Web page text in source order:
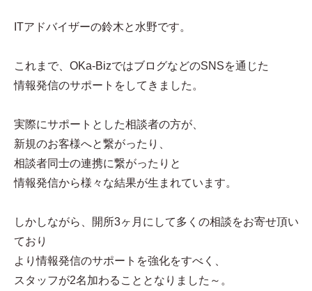
ITアドバイザーの鈴木と水野です。
これまで、OKa-BizではブログなどのSNSを通じた
情報発信のサポートをしてきました。
実際にサポートとした相談者の方が、
新規のお客様へと繋がったり、
相談者同士の連携に繋がったりと
情報発信から様々な結果が生まれています。
しかしながら、開所3ヶ月にして多くの相談をお寄せ頂い
ており
より情報発信のサポートを強化をすべく、
スタッフが2名加わることとなりました～。